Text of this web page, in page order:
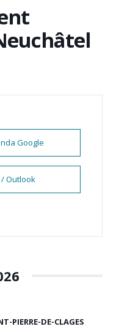
Google
/ Outlook
PIERRE-DE-CLAGES